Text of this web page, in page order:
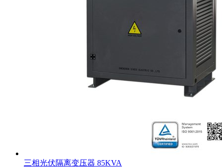
三相光伏隔离变压器 85KVA